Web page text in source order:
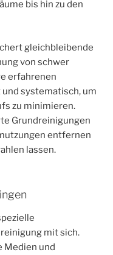
bis hin zu den
gleichbleibende
von schwer
erfahrenen
systematisch, um
zu minimieren.
Grundreinigungen
entfernen
lassen.
mit sich.
Medien und